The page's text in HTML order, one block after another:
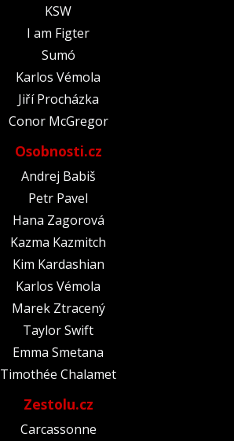
KSW
I am Figter
Sumó
Karlos Vémola
Jiří Procházka
Conor McGregor
Osobnosti.cz
Andrej Babiš
Petr Pavel
Hana Zagorová
Kazma Kazmitch
Kim Kardashian
Karlos Vémola
Marek Ztracený
Taylor Swift
Emma Smetana
Timothée Chalamet
Zestolu.cz
Carcassonne